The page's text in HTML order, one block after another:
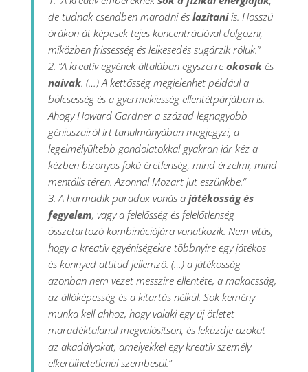
de tudnak csendben maradni éslazítaniis. Hosszú
órákon át képesek tejes koncentrációval dolgozni,
miközben frissesség és lelkesedés sugárzik róluk.”
2. “A kreatív egyének általában egyszerre okosakés
naivak. (…) A kettősség megjelenhet például a
bölcsesség és a gyermekiesség ellentétpárjában is.
Ahogy Howard Gardner a század legnagyobb
géniuszairól írt tanulmányában megjegyzi, a
legelmélyültebb gondolatokkal gyakran jár kéz a
kézben bizonyos fokú éretlenség, mind érzelmi, mind
mentális téren. Azonnal Mozart jut eszünkbe.”
3. A harmadik paradox vonás a játékosság és
fegyelem, vagy a felelősség és felelőtlenség
összetartozó kombinációjára vonatkozik. Nem vitás,
hogy a kreatív egyéniségekre többnyire egy játékos
és könnyed attitüd jellemző. (…) a játékosság
azonban nem vezet messzire ellentéte, a makacsság,
az állóképesség és a kitartás nélkül. Sok kemény
munka kell ahhoz, hogy valaki egy új ötletet
maradéktalanul megvalósítson, és leküzdje azokat
az akadályokat, amelyekkel egy kreatív személy
elkerülhetetlenül szembesül.”